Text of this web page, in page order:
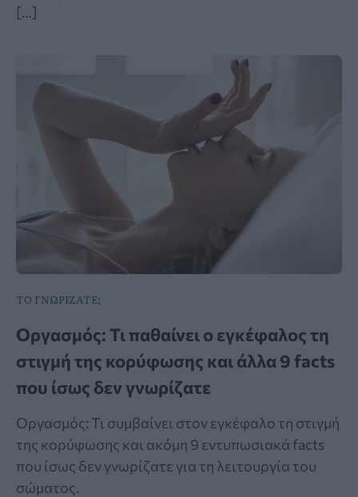
[…]
ΤΟ ΓΝΩΡΙΖΑΤΕ;
Οργασμός: Τι παθαίνει ο εγκέφαλος τη
στιγμή της κορύφωσης και άλλα 9 facts
που ίσως δεν γνωρίζατε
Οργασμός: Τι συμβαίνει στον εγκέφαλο τη στιγμή
της κορύφωσης και ακόμη 9 εντυπωσιακά facts
που ίσως δεν γνωρίζατε για τη λειτουργία του
σώματος.